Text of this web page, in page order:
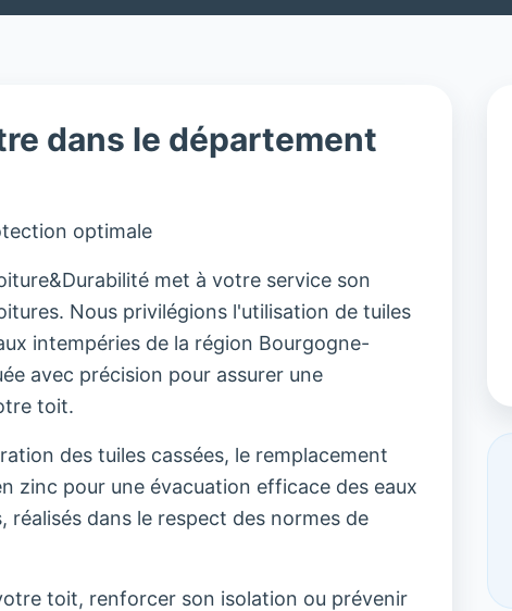
dans le département
optimale
met à votre service son
Nous privilégions l'utilisation de tuiles
intempéries de la région Bourgogne-
avec précision pour assurer une
toit.
des tuiles cassées, le remplacement
zinc pour une évacuation efficace des eaux
dans le respect des normes de
toit, renforcer son isolation ou prévenir